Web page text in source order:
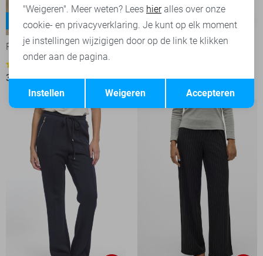
-50%
Red Button Broek
35,00 69,99
-50%
Red Button Broek
Terug Opslaan
"Weigeren". Meer weten? Lees hieralles over onze
cookie- en privacyverklaring. Je kunt op elk moment
je instellingen wijzigigen door op de link te klikken
onder aan de pagina.
Accepteren
Weigeren
Instellen